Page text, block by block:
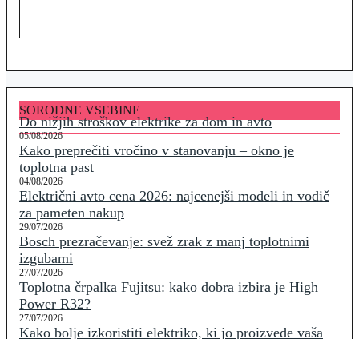
SORODNE VSEBINE
Do nižjih stroškov elektrike za dom in avto
05/08/2026
Kako preprečiti vročino v stanovanju – okno je
toplotna past
04/08/2026
Električni avto cena 2026: najcenejši modeli in vodič
za pameten nakup
29/07/2026
Bosch prezračevanje: svež zrak z manj toplotnimi
izgubami
27/07/2026
Toplotna črpalka Fujitsu: kako dobra izbira je High
Power R32?
27/07/2026
Kako bolje izkoristiti elektriko, ki jo proizvede vaša